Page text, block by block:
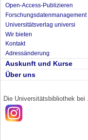
Open-Access-Publizieren
Forschungsdatenmanagement
Universitätsverlag universi
Wir bieten
Kontakt
Adressänderung
Auskunft und Kurse
Über uns
Die Universitätsbibliothek bei